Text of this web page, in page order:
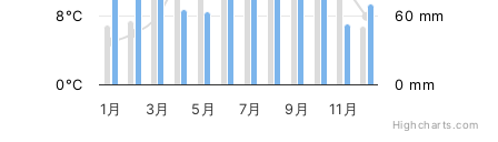
1月 3月 5月 7月 9月 11月
0°C
8°C
0 mm
60 mm
Highcharts.com